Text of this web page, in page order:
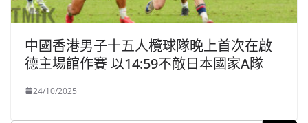
中國香港男子十五人欖球隊晚上首次在啟
德主場館作賽 以14:59不敵日本國家A隊
24/10/2025